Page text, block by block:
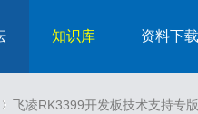
知识库 资料下载
飞凌RK3399开发板技术支持专版